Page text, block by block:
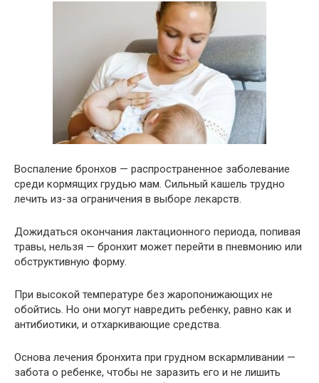
Воспаление бронхов — распространенное заболевание
среди кормящих грудью мам. Сильный кашель трудно
лечить из-за ограничения в выборе лекарств.
Дожидаться окончания лактационного периода, попивая
травы, нельзя — бронхит может перейти в пневмонию или
обструктивную форму.
При высокой температуре без жаропонижающих не
обойтись. Но они могут навредить ребенку, равно как и
антибиотики, и отхаркивающие средства.
Основа лечения бронхита при грудном вскармливании —
забота о ребенке, чтобы не заразить его и не лишить